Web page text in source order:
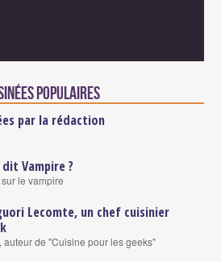
populaires
par la rédaction
Vampire ?
le vampire
Lecomte, un chef cuisinier
de "Cuisine pour les geeks"